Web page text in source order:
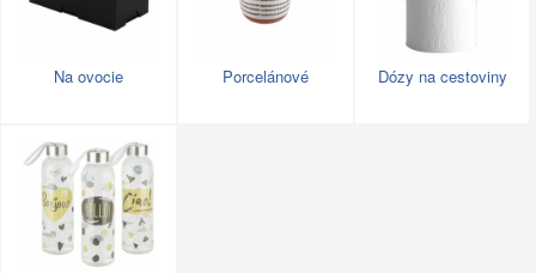
Na ovocie Porcelánové Dózy na cestoviny